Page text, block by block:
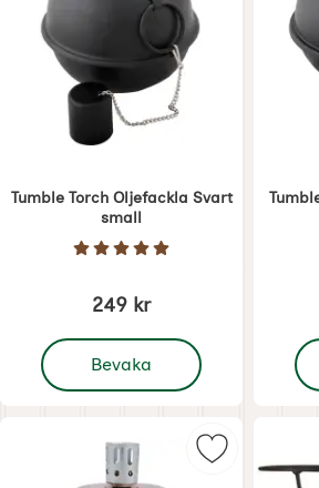
Tumble Torch Oljefackla Svart
small
Art. nr 1714 Betyg: 5 Stjärnor av 5
249 kr
Bevaka
, Tumble Torch Oljefackla Svart
Art. nr
,
Markera